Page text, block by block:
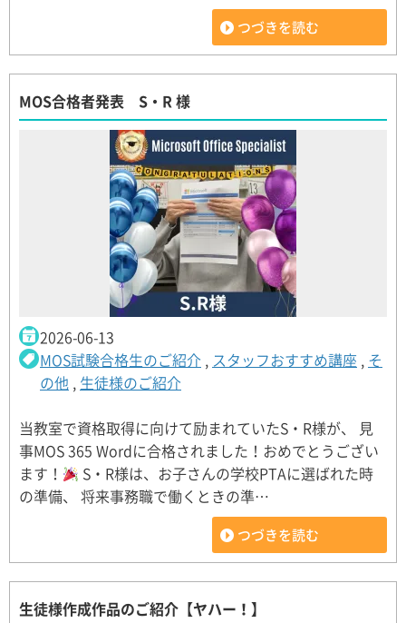
つづきを読む
MOS合格者発表 S・R 様
2026-06-13
MOS試験合格生のご紹介 , スタッフおすすめ講座 , そ
の他 , 生徒様のご紹介
当教室で資格取得に向けて励まれていたS・R様が、 見
事MOS 365 Wordに合格されました！おめでとうござい
ます！
S・R様は、お子さんの学校PTAに選ばれた時
の準備、 将来事務職で働くときの準…
つづきを読む
生徒様作成作品のご紹介【ヤハー！】